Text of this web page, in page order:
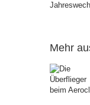
Mehr